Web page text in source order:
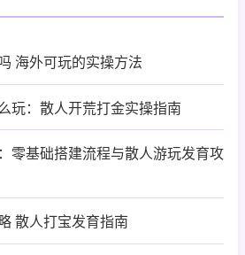
海外可玩的实操方法
玩：散人开荒打金实操指南
零基础搭建流程与散人游玩发育攻
散人打宝发育指南